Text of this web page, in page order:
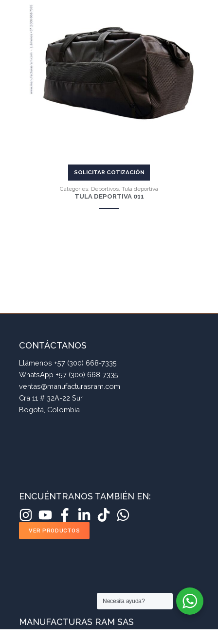
VER MÁS
SOLICITAR COTIZACIÓN
Categories: Deportivos, Tula deportiva
TULA DEPORTIVA 011
CONTÁCTANOS
Llámenos +57 (300) 668-7335
WhatsApp +57 (300) 668-7335
ventas@manufacturasram.com
Cra 11 # 32A-22 Sur
Bogotá, Colombia
ENCUÉNTRANOS TAMBIÉN EN:
VER PRODUCTOS
MANUFACTURAS RAM SAS
Necesita ayuda?